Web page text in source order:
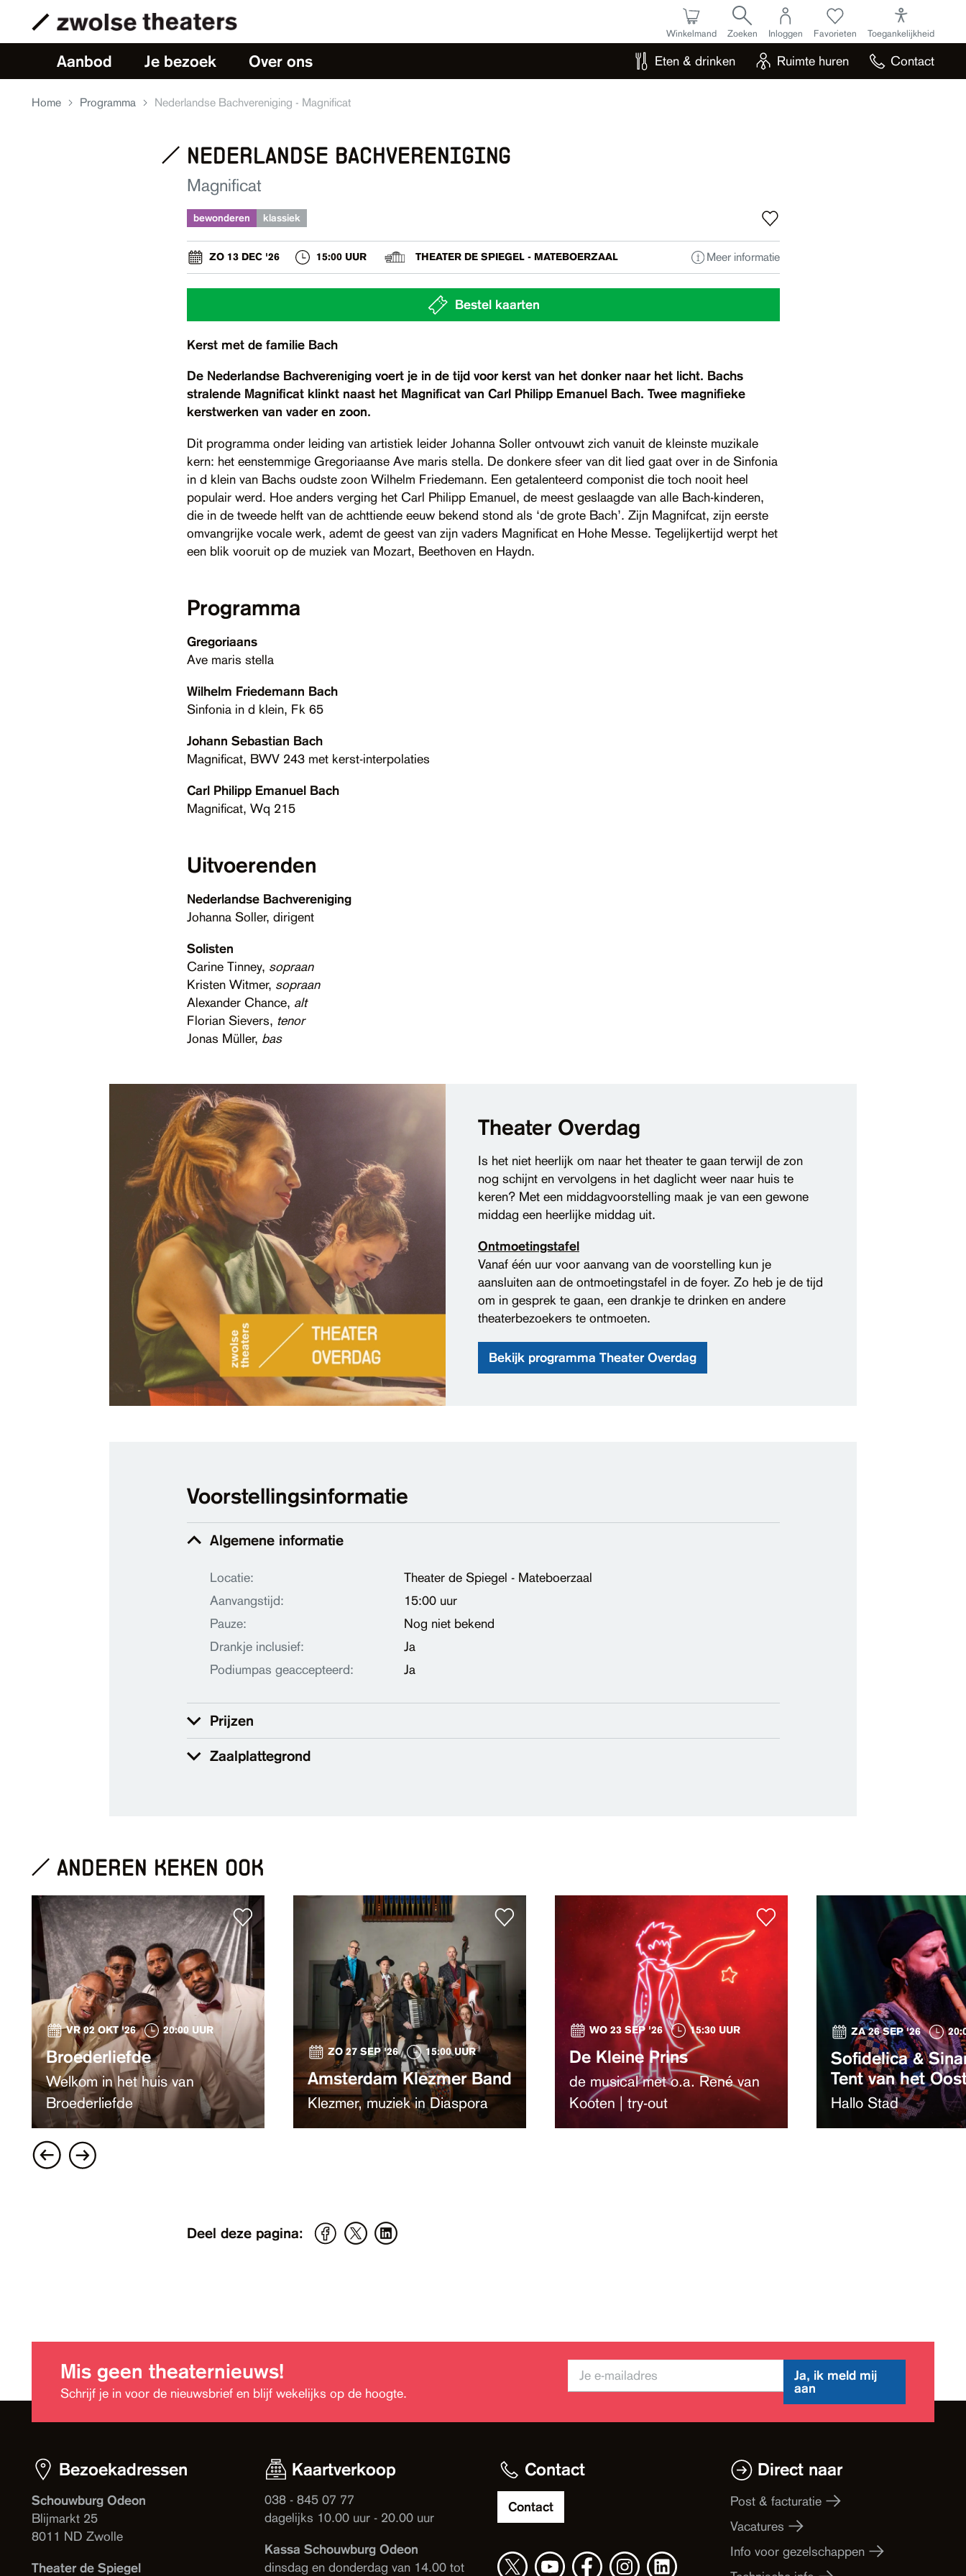
Aanbod Je bezoek Over ons Eten & drinken Ruimte huren Contact
Winkelmand Zoeken Inloggen Favorieten Toegankelijkheid
Home Programma Nederlandse Bachvereniging - Magnificat
nederlandse bachvereniging
Magnificat
bewonderen klassiek
ZO 13 DEC '26 15:00 UUR THEATER DE SPIEGEL - MATEBOERZAAL Meer informatie
Bestel kaarten
Kerst met de familie Bach
De Nederlandse Bachvereniging voert je in de tijd voor kerst van het donker naar het licht. Bachs
stralende Magnificat klinkt naast het Magnificat van Carl Philipp Emanuel Bach. Twee magnifieke
kerstwerken van vader en zoon.
Dit programma onder leiding van artistiek leider Johanna Soller ontvouwt zich vanuit de kleinste muzikale
kern: het eenstemmige Gregoriaanse Ave maris stella. De donkere sfeer van dit lied gaat over in de Sinfonia
in d klein van Bachs oudste zoon Wilhelm Friedemann. Een getalenteerd componist die toch nooit heel
populair werd. Hoe anders verging het Carl Philipp Emanuel, de meest geslaagde van alle Bach-kinderen,
die in de tweede helft van de achttiende eeuw bekend stond als ‘de grote Bach’. Zijn Magnifcat, zijn eerste
omvangrijke vocale werk, ademt de geest van zijn vaders Magnificat en Hohe Messe. Tegelijkertijd werpt het
een blik vooruit op de muziek van Mozart, Beethoven en Haydn.
Programma
Gregoriaans
Ave maris stella
Wilhelm Friedemann Bach
Sinfonia in d klein, Fk 65
Johann Sebastian Bach
Magnificat, BWV 243 met kerst-interpolaties
Carl Philipp Emanuel Bach
Magnificat, Wq 215
Uitvoerenden
Nederlandse Bachvereniging
Johanna Soller, dirigent
Solisten
Carine Tinney, sopraan
Kristen Witmer, sopraan
Alexander Chance, alt
Florian Sievers, tenor
Jonas Müller, bas
Theater Overdag
Is het niet heerlijk om naar het theater te gaan terwijl de zon
nog schijnt en vervolgens in het daglicht weer naar huis te
keren? Met een middagvoorstelling maak je van een gewone
middag een heerlijke middag uit.
Ontmoetingstafel
Vanaf één uur voor aanvang van de voorstelling kun je
aansluiten aan de ontmoetingstafel in de foyer. Zo heb je de tijd
om in gesprek te gaan, een drankje te drinken en andere
theaterbezoekers te ontmoeten.
Bekijk programma Theater Overdag
Voorstellingsinformatie
Algemene informatie
Locatie:
Theater de Spiegel - Mateboerzaal
Aanvangstijd:
15:00 uur
Pauze:
Nog niet bekend
Drankje inclusief:
Ja
Podiumpas geaccepteerd:
Ja
Prijzen
Zaalplattegrond
anderen keken ook
VR 02 OKT '26 20:00 UUR
Broederliefde
Welkom in het huis van
Broederliefde
ZO 27 SEP '26 15:00 UUR
Amsterdam Klezmer Band
Klezmer, muziek in Diaspora
WO 23 SEP '26 15:30 UUR
De Kleine Prins
de musical met o.a. René van
Kooten | try-out
ZA 26 SEP '26
Sofidelica &
Tent van het
Hallo Stad
Deel deze pagina:
Mis geen theaternieuws!
Schrijf je in voor de nieuwsbrief en blijf wekelijks op de hoogte.
Ja, ik meld mij
aan
Bezoekadressen
Schouwburg Odeon
Blijmarkt 25
8011 ND Zwolle
Theater de Spiegel
Kaartverkoop
038 - 845 07 77
dagelijks 10.00 uur - 20.00 uur
Kassa Schouwburg Odeon
dinsdag en donderdag van 14.00 tot
Contact
Contact
Direct naar
Post & facturatie
Vacatures
Info voor gezelschappen